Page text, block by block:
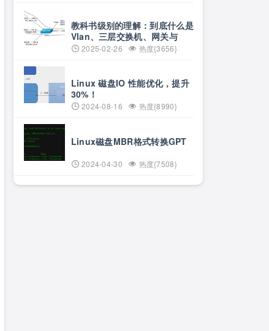
教科书级别的理解：到底什么是
Vlan、三层交换机、网关与
DNS？
2025-02-26 热度{3656}
Linux 磁盘IO 性能优化，提升
30%！
2024-08-16 热度{8990}
Linux磁盘MBR格式转换GPT
2024-04-30 热度{7508}